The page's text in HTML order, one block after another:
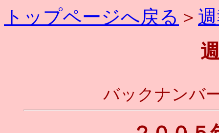
トップページへ戻る ＞
バックナンバ